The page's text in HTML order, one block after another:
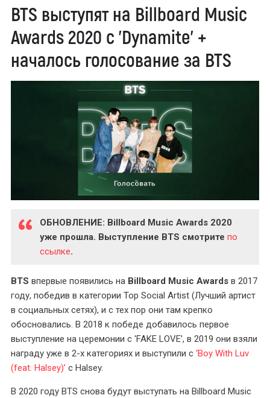
BTS выступят на Billboard Music
Awards 2020 с 'Dynamite' +
началось голосование за BTS
ОБНОВЛЕНИЕ: Billboard Music Awards 2020
уже прошла. Выступление BTS смотрите по
ссылке.
BTS впервые появились на Billboard Music Awards в 2017
году, победив в категории Top Social Artist (Лучший артист
в социальных сетях), и с тех пор они там крепко
обосновались. В 2018 к победе добавилось первое
выступление на церемонии с 'FAKE LOVE', в 2019 они взяли
награду уже в 2-х категориях и выступили с ‘Boy With Luv
(feat. Halsey)’ с Halsey.
В 2020 году BTS снова будут выступать на Billboard Music